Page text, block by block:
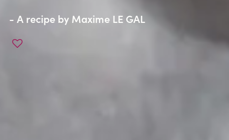
- A recipe by Maxime LE GAL